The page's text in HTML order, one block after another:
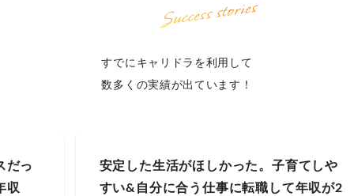
すでにキャリドラを利用して
数多くの実績が出ています！
安定した生活がほしかった。子育てしや
すい&自分に合う仕事に転職して年収が2